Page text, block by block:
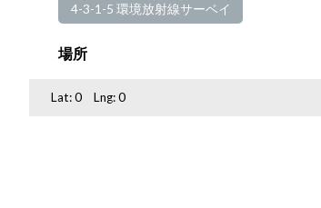
4-3-1-5 環境放射線サーベイ
場所
Lat:0 Lng:0